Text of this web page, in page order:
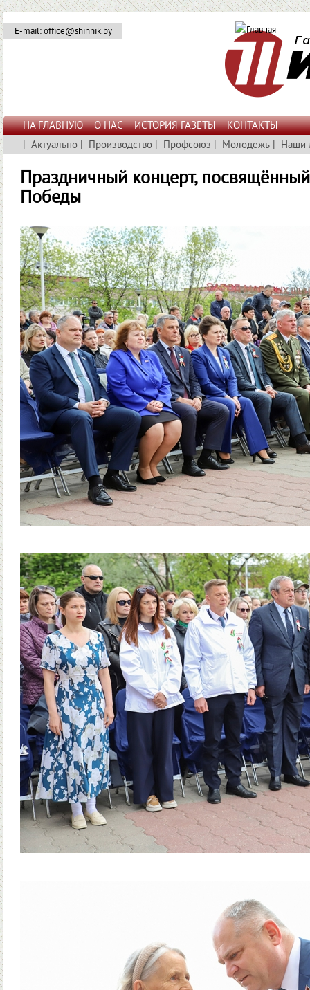
E-mail: office@shinnik.by
НА ГЛАВНУЮ О НАС ИСТОРИЯ ГАЗЕТЫ
КОНТАКТЫ
| Актуально | Производство | Профсоюз | Молодежь | Наши
Праздничный концерт,
Победы